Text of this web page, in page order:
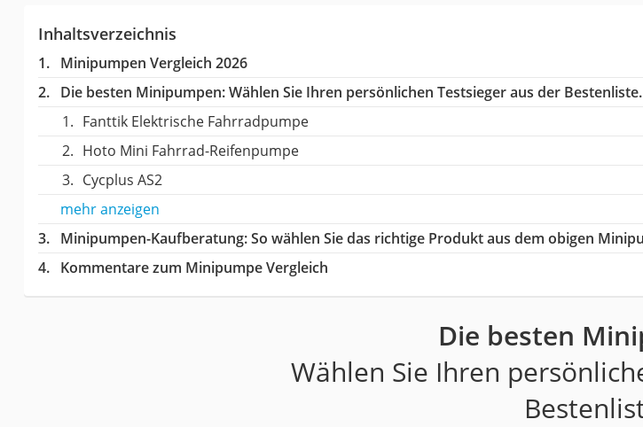
Inhaltsverzeichnis
Minipumpen Vergleich 2026
Die besten Minipumpen:Wählen Sie Ihren persönlichen Testsieger aus der Bestenliste.
Fanttik Elektrische Fahrradpumpe
Hoto Mini Fahrrad-Reifenpumpe
Cycplus AS2
mehr anzeigen
Minipumpen-Kaufberatung: So wählen Sie das richtige Produkt aus dem obigen
Kommentare zum Minipumpe Vergleich
Die besten
Wählen Sie Ihren